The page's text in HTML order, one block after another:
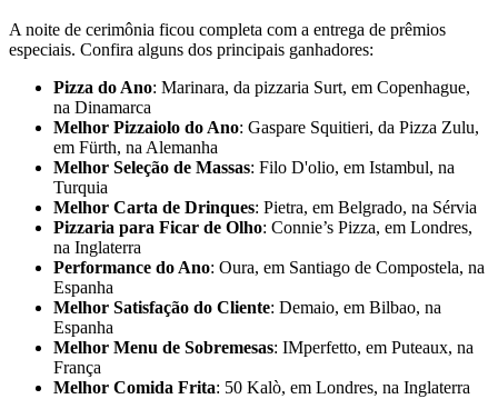
A noite de cerimônia ficou completa com a entrega de prêmios
especiais. Confira alguns dos principais ganhadores:
Pizza do Ano: Marinara, da pizzaria Surt, em Copenhague,
na Dinamarca
Melhor Pizzaiolo do Ano: Gaspare Squitieri, da Pizza Zulu,
em Fürth, na Alemanha
Melhor Seleção de Massas: Filo D'olio, em Istambul, na
Turquia
Melhor Carta de Drinques: Pietra, em Belgrado, na Sérvia
Pizzaria para Ficar de Olho: Connie’s Pizza, em Londres,
na Inglaterra
Performance do Ano: Oura, em Santiago de Compostela, na
Espanha
Melhor Satisfação do Cliente: Demaio, em Bilbao, na
Espanha
Melhor Menu de Sobremesas: IMperfetto, em Puteaux, na
França
Melhor Comida Frita: 50 Kalò, em Londres, na Inglaterra